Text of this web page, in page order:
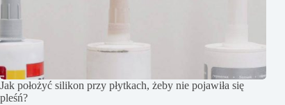
Jak położyć silikon przy płytkach, żeby nie pojawiła się
pleśń?